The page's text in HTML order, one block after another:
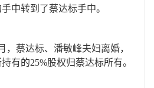
中转到了蔡达标手中。
，蔡达标、潘敏峰夫妇离婚，
有的25%股权归蔡达标所有。